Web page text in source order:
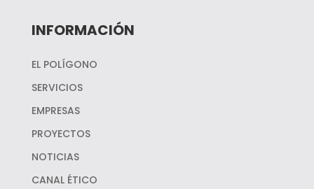
INFORMACIÓN
EL POLÍGONO
SERVICIOS
EMPRESAS
PROYECTOS
NOTICIAS
CANAL ÉTICO